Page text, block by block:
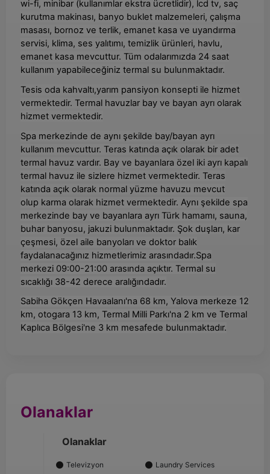
wi-fi, minibar (kullanımlar ekstra ücretlidir), lcd tv, saç
kurutma makinası, banyo buklet malzemeleri, çalışma
masası, bornoz ve terlik, emanet kasa ve uyandırma
servisi, klima, ses yalıtımı, temizlik ürünleri, havlu,
emanet kasa mevcuttur. Tüm odalarımızda 24 saat
kullanım yapabileceğiniz termal su bulunmaktadır.
Tesis oda kahvaltı,yarım pansiyon konsepti ile hizmet
vermektedir. Termal havuzlar bay ve bayan ayrı olarak
hizmet vermektedir.
Spa merkezinde de aynı şekilde bay/bayan ayrı
kullanım mevcuttur. Teras katında açık olarak bir adet
termal havuz vardır. Bay ve bayanlara özel iki ayrı kapalı
termal havuz ile sizlere hizmet vermektedir. Teras
katında açık olarak normal yüzme havuzu mevcut
olup karma olarak hizmet vermektedir. Aynı şekilde spa
merkezinde bay ve bayanlara ayrı Türk hamamı, sauna,
buhar banyosu, jakuzi bulunmaktadır. Şok duşları, kar
çeşmesi, özel aile banyoları ve doktor balık
faydalanacağınız hizmetlerimiz arasındadır.Spa
merkezi 09:00-21:00 arasında açıktır. Termal su
sıcaklığı 38-42 derece aralığındadır.
Sabiha Gökçen Havaalanı'na 68 km, Yalova merkeze 12
km, otogara 13 km, Termal Milli Parkı'na 2 km ve Termal
Kaplıca Bölgesi'ne 3 km mesafede bulunmaktadır.
Olanaklar
Olanaklar
Televizyon
Laundry Services